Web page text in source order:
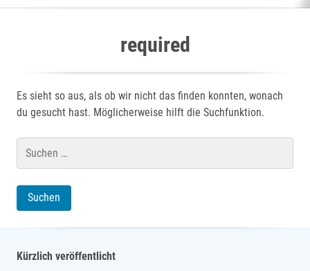
required
Es sieht so aus, als ob wir nicht das finden konnten, wonach
du gesucht hast. Möglicherweise hilft die Suchfunktion.
nach:
Kürzlich veröffentlicht